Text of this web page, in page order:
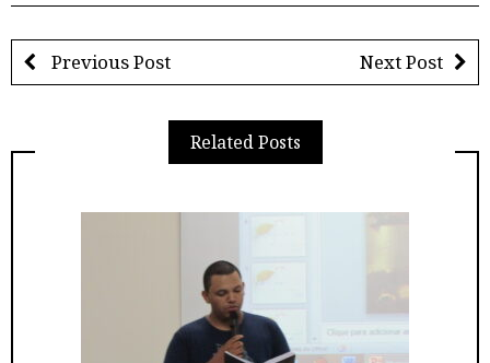
Previous Post Next Post
Related Posts